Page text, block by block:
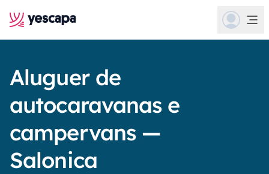
Aluguer de
autocaravanas e
campervans —
Salonica